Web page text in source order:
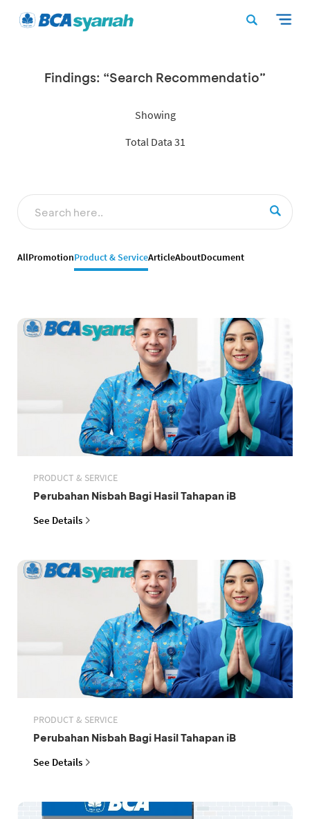
Findings: “Search Recommendatio”
Showing
Total Data 31
AllPromotionProduct & ServiceArticleAboutDocument
PRODUCT & SERVICE
Perubahan Nisbah Bagi Hasil Tahapan iB
See Details
PRODUCT & SERVICE
Perubahan Nisbah Bagi Hasil Tahapan iB
See Details